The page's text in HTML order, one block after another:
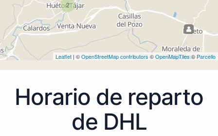
2
Leaflet | ©OpenStreetMap contributors ©OpenMapTiles© Parcello
Horario de reparto
de DHL